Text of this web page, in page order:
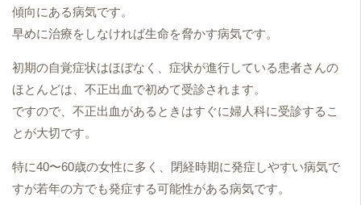
傾向にある病気です。
早めに治療をしなければ生命を脅かす病気です。
初期の自覚症状はほぼなく、症状が進行している患者さんの
ほとんどは、不正出血で初めて受診されます。
ですので、不正出血があるときはすぐに婦人科に受診するこ
とが大切です。
特に40〜60歳の女性に多く、閉経時期に発症しやすい病気で
すが若年の方でも発症する可能性がある病気です。